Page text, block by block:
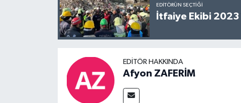
EDITÖRÜN SEÇTIĞI
İtfaiye Ekibi 2023
EDITÖR HAKKINDA
Afyon ZAFERİM